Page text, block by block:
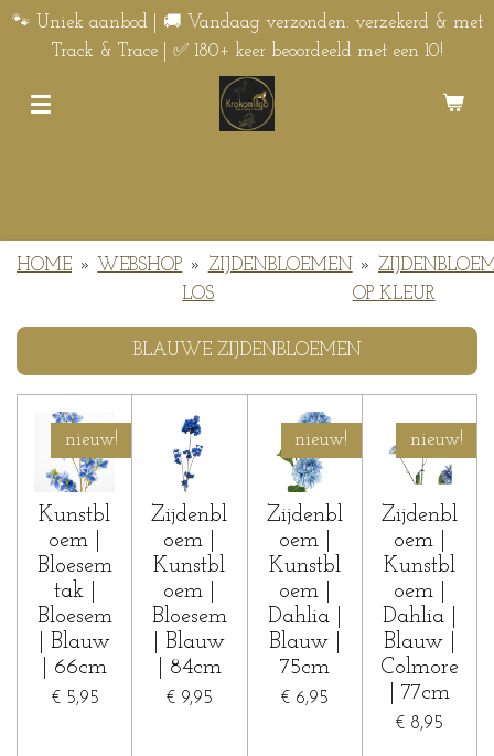
Ga
direct
🐾 Uniek aanbod | 🚚 Vandaag verzonden: verzekerd & met
Track & Trace | ✅ 180+ keer beoordeeld met een 10!
HOME » WEBSHOP » ZIJDENBLOEMEN
LOS
»
OP KLEUR
BLAUWE ZIJDENBLOEMEN
nieuw!
Kunstbl
oem |
Bloesem
tak |
Bloesem
| Blauw
| 66cm
€ 5,95
Zijdenbl
oem |
Kunstbl
oem |
Bloesem
| Blauw
| 84cm
€ 9,95
nieuw!
Zijdenbl
oem |
Kunstbl
oem |
Dahlia |
Blauw |
75cm
€ 6,95
nieuw!
Zijdenbl
oem |
Kunstbl
oem |
Dahlia |
Blauw |
Colmore
| 77cm
€ 8,95